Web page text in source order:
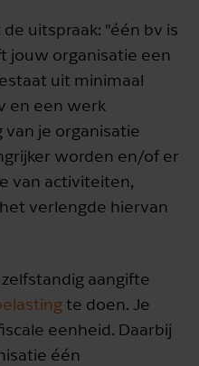
uitspraak: "één bv is
jouw organisatie een
uit minimaal
en een werk
van je organisatie
worden en/of er
van activiteiten,
verlengde hiervan
aangifte
te doen. Je
eenheid. Daarbij
één